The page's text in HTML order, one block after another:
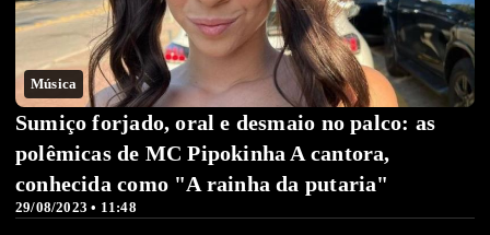
Música
29/08/2023 • 11:48
Sumiço forjado, oral e desmaio no palco: as
polêmicas de MC Pipokinha A cantora,
conhecida como "A rainha da putaria"